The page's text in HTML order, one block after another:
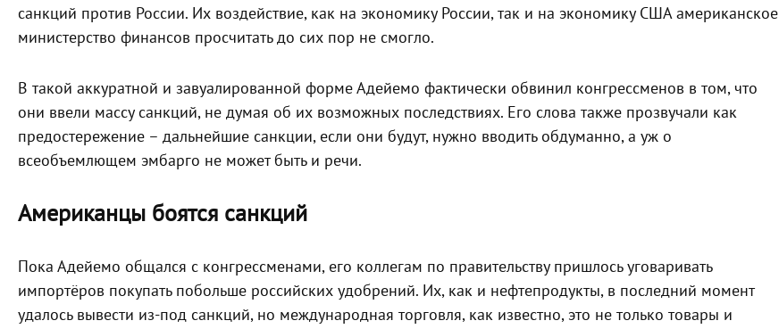
санкций против России. Их воздействие, как на экономику России, так и на экономику США американское
министерство финансов просчитать до сих пор не смогло.
В такой аккуратной и завуалированной форме Адейемо фактически обвинил конгрессменов в том, что
они ввели массу санкций, не думая об их возможных последствиях. Его слова также прозвучали как
предостережение – дальнейшие санкции, если они будут, нужно вводить обдуманно, а уж о
всеобъемлющем эмбарго не может быть и речи.
Американцы боятся санкций
Пока Адейемо общался с конгрессменами, его коллегам по правительству пришлось уговаривать
импортёров покупать побольше российских удобрений. Их, как и нефтепродукты, в последний момент
удалось вывести из-под санкций, но международная торговля, как известно, это не только товары и